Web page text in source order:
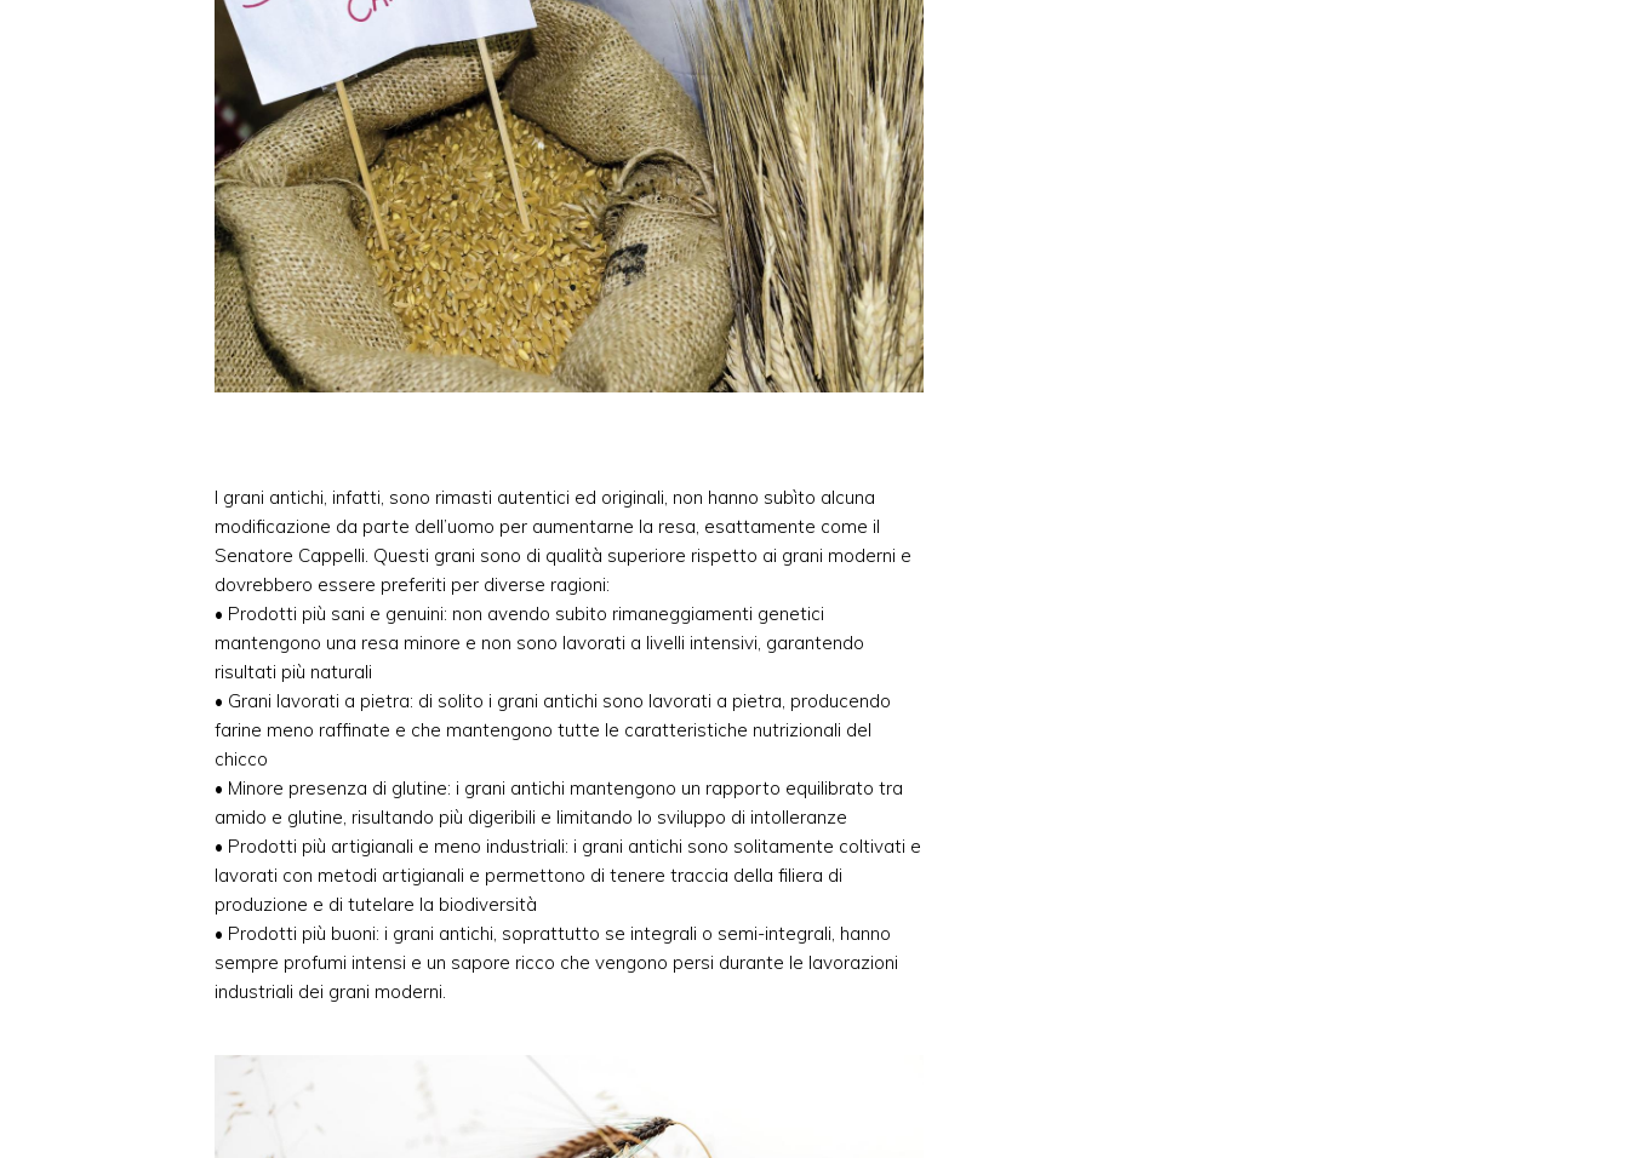
I grani antichi, infatti, sono rimasti autentici ed originali, non hanno subìto alcuna
modificazione da parte dell’uomo per aumentarne la resa, esattamente come il
Senatore Cappelli. Questi grani sono di qualità superiore rispetto ai grani moderni e
dovrebbero essere preferiti per diverse ragioni:
• Prodotti più sani e genuini: non avendo subito rimaneggiamenti genetici
mantengono una resa minore e non sono lavorati a livelli intensivi, garantendo
risultati più naturali
• Grani lavorati a pietra: di solito i grani antichi sono lavorati a pietra, producendo
farine meno raffinate e che mantengono tutte le caratteristiche nutrizionali del
chicco
• Minore presenza di glutine: i grani antichi mantengono un rapporto equilibrato tra
amido e glutine, risultando più digeribili e limitando lo sviluppo di intolleranze
• Prodotti più artigianali e meno industriali: i grani antichi sono solitamente coltivati e
lavorati con metodi artigianali e permettono di tenere traccia della filiera di
produzione e di tutelare la biodiversità
• Prodotti più buoni: i grani antichi, soprattutto se integrali o semi-integrali, hanno
sempre profumi intensi e un sapore ricco che vengono persi durante le lavorazioni
industriali dei grani moderni.